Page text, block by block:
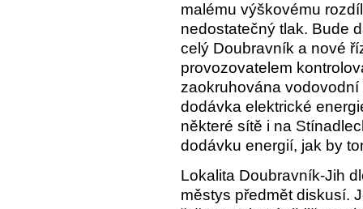
malému výškovému
nedostatečný tlak. Bude
celý Doubravník a nové
provozovatelem
zaokruhována
dodávka elektrické
některé sítě i na
dodávku energií, jak by
Lokalita Doubravník-Jih
městys předmět diskusí.